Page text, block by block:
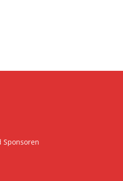
Sponsoren